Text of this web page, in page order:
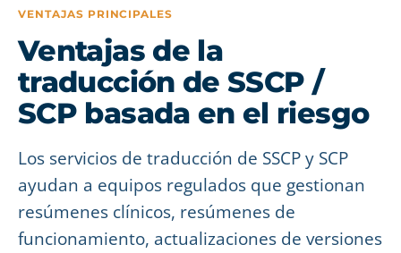
VENTAJAS PRINCIPALES
Ventajas de la
traducción de SSCP /
SCP basada en el riesgo
Los servicios de traducción de SSCP y SCP
ayudan a equipos regulados que gestionan
resúmenes clínicos, resúmenes de
funcionamiento, actualizaciones de versiones